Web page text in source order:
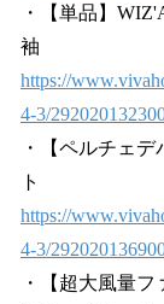
・【単品】
袖
https://
4-3/
・【ペルチェ
ト
https://
4-3/
・【超大風量